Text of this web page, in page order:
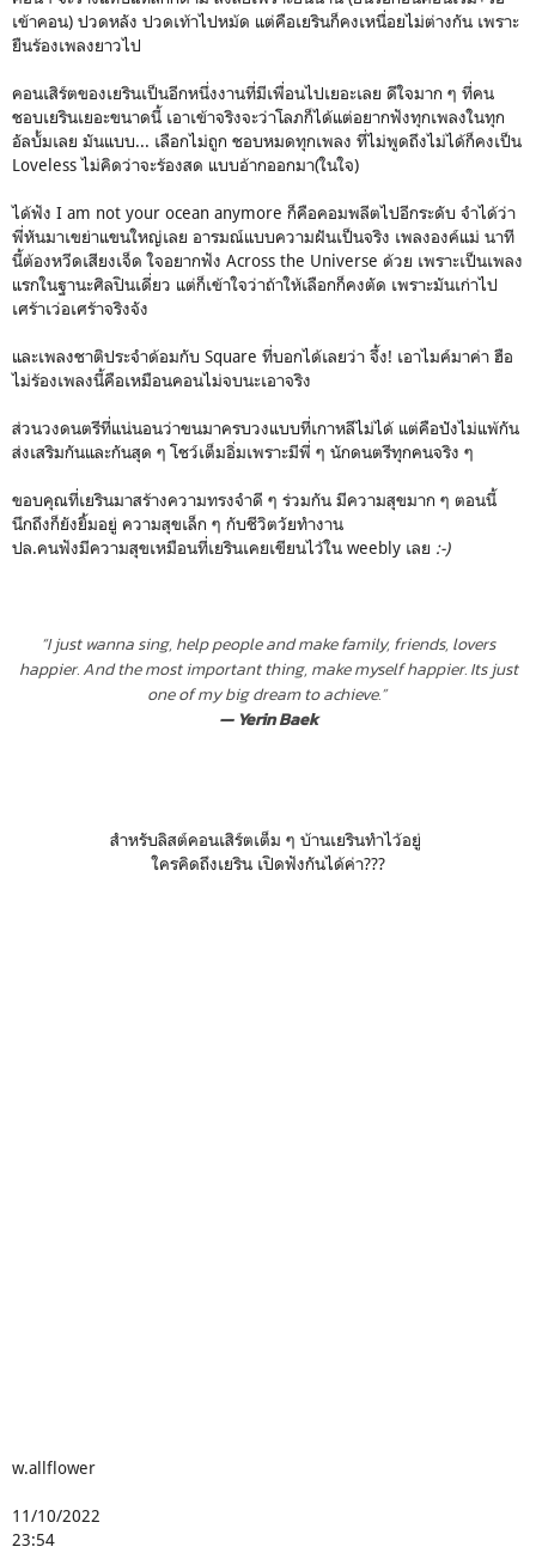
เข้าคอน) ปวดหลัง ปวดเท้าไปหม้ด แต่คือเยรินก็คงเหนื่อยไม่ต่างกัน เพราะ
ยืนร้องเพลงยาวไป
คอนเสิร์ตของเยรินเป็นอีกหนึ่งงานที่มีเพื่อนไปเยอะเลย ดีใจมาก ๆ ที่คน
ชอบเยรินเยอะขนาดนี้ เอาเข้าจริงจะว่าโลภก็ได้แต่อยากฟังทุกเพลงในทุก
อัลบั้มเลย มันแบบ... เลือกไม่ถูก ชอบหมดทุกเพลง ที่ไม่พูดถึงไม่ได้ก็คงเป็น
Loveless ไม่คิดว่าจะร้องสด แบบอ้ากออกมา(ในใจ)
ได้ฟัง I am not your ocean anymore ก็คือคอมพลีตไปอีกระดับ จำได้ว่า
พี่หันมาเขย่าแขนใหญ่เลย อารมณ์แบบความฝันเป็นจริง เพลงองค์แม่ นาที
นี้ต้องหวีดเสียงเจ็ด ใจอยากฟัง Across the Universe ด้วย เพราะเป็นเพลง
แรกในฐานะศิลปินเดี่ยว แต่ก็เข้าใจว่าถ้าให้เลือกก็คงตัด เพราะมันเก่าไป
เศร้าเว่อเศร้าจริงจัง
และเพลงชาติประจำด้อมกับ Square ที่บอกได้เลยว่า จึ้ง! เอาไมค์มาค่า ฮือ
ไม่ร้องเพลงนี้คือเหมือนคอนไม่จบนะเอาจริง
ส่วนวงดนตรีที่แน่นอนว่าขนมาครบวงแบบที่เกาหลีไม่ได้ แต่คือปังไม่แพ้กัน
ส่งเสริมกันและกันสุด ๆ โชว์เต็มอิ่มเพราะมีพี่ ๆ นักดนตรีทุกคนจริง ๆ
ขอบคุณที่เยรินมาสร้างความทรงจำดี ๆ ร่วมกัน มีความสุขมาก ๆ ตอนนี้
นึกถึงก็ยังยิ้มอยู่ ความสุขเล็ก ๆ กับชีวิตวัยทำงาน
ปล.คนฟังมีความสุขเหมือนที่เยรินเคยเขียนไว้ใน weebly เลย :-)
“I just wanna sing, help people and make family, friends, lovers
happier. And the most important thing, make myself happier. Its just
one of my big dream to achieve.”
— Yerin Baek
สำหรับลิสต์คอนเสิร์ตเต็ม ๆ บ้านเยรินทำไว้อยู่
ใครคิดถึงเยริน เปิดฟังกันได้ค่า???
w.allflower
11/10/2022
23:54